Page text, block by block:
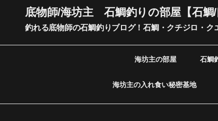
ス
底物師/海坊主 石鯛釣りの部屋【石鯛/
釣れる底物師の石鯛釣りブログ！石鯛・クチジロ
海坊主の部屋 石鯛
海坊主の入れ食い秘密基地